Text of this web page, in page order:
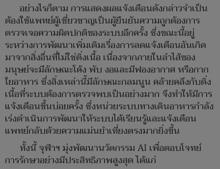
อย่างไรก็ตาม การแสดงผลแจ้งเตือนดังกล่าวจำเป็น
ต้องใช้แพทย์ผู้เชี่ยวชาญเป็นผู้ยืนยันความถูกต้องการ
ตรวจเจอความผิดปกติของระบบอีกครั้ง ซึ่งขณะนี้อยู่
ระหว่างการพัฒนาเพิ่มเติมเรื่องการลดแจ้งเตือนอันเกิด
มาจากสิ่งอื่นที่ไม่ใช่ติ่งเนื้อ เนื่องจากภายในลำไส้ของ
มนุษย์จะมีลักษณะโค้ง พับ งอและมีฟองอากาศ หรือกาก
ใยอาหาร ซึ่งสิ่งเหล่านี้มีลักษณะกลมนูน คล้ายคลึงกับติ่ง
เนื้อที่ระบบต้องการตรวจพบเป็นอย่างมาก จึงทำให้มีการ
แจ้งเตือนขึ้นบ่อยครั้ง ซึ่งหน่วยระบบทางเดินอาหารกำลัง
เร่งดำเนินการพัฒนาให้ระบบได้เรียนรู้และแจ้งเตือน
แพทย์กลับด้วยความแม่นยำเที่ยงตรงมากยิ่งขึ้น
ทั้งนี้ จุฬาฯ มุ่งพัฒนานวัตกรรม AI เพื่อตอบโจทย์
การรักษาอย่างมีประสิทธิภาพสูงสุด ได้แก่